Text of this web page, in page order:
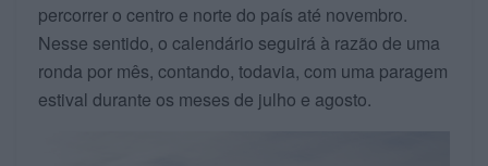
percorrer o centro e norte do país até novembro.
Nesse sentido, o calendário seguirá à razão de uma
ronda por mês, contando, todavia, com uma paragem
estival durante os meses de julho e agosto.